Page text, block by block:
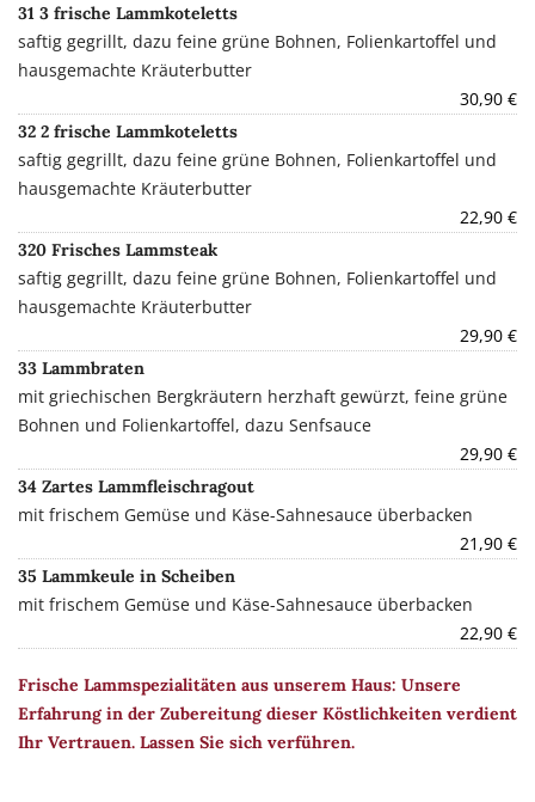
31 3 frische Lammkoteletts
saftig gegrillt, dazu feine grüne Bohnen, Folienkartoffel und
haus­gemachte Kräuterbutter
30,90 €
32 2 frische Lammkoteletts
saftig gegrillt, dazu feine grüne Bohnen, Folienkartoffel und
haus­gemachte Kräuterbutter
22,90 €
320 Frisches Lammsteak
saftig gegrillt, dazu feine grüne Bohnen, Folienkartoffel und
haus­gemachte Kräuterbutter
29,90 €
33 Lammbraten
mit griechischen Bergkräutern herzhaft gewürzt, feine grüne
Bohnen und Folienkartoffel, dazu Senfsauce
29,90 €
34 Zartes Lammfleischragout
mit frischem Gemüse und Käse-Sahnesauce überbacken
21,90 €
35 Lammkeule in Scheiben
mit frischem Gemüse und Käse-Sahnesauce überbacken
22,90 €
Frische Lammspezialitäten aus unserem Haus: Unsere
Erfahrungin der Zubereitung dieser Köstlichkeiten verdient
Ihr Vertrauen. Lassen Sie sich verführen.